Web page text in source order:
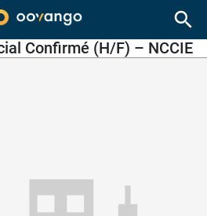
search
Confirmé (H/F) – NCCIE